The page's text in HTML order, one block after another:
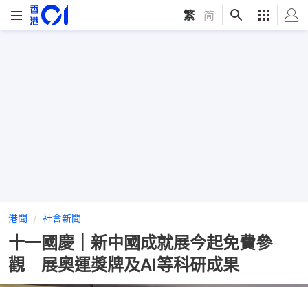
繁 简
港聞 社會新聞
十一國慶｜新中國成就展今起免費參
觀 展奧運獎牌及AI等科研成果